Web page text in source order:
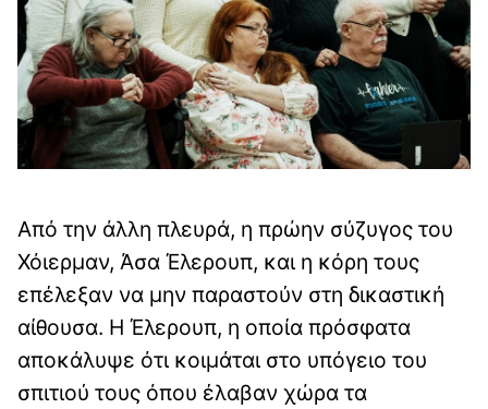
Από την άλλη πλευρά, η πρώην σύζυγος του
Χόιερμαν, Άσα Έλερουπ, και η κόρη τους
επέλεξαν να μην παραστούν στη δικαστική
αίθουσα. Η Έλερουπ, η οποία πρόσφατα
αποκάλυψε ότι κοιμάται στο υπόγειο του
σπιτιού τους όπου έλαβαν χώρα τα